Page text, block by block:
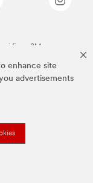
enhance site
advertisements
firmy 3M.